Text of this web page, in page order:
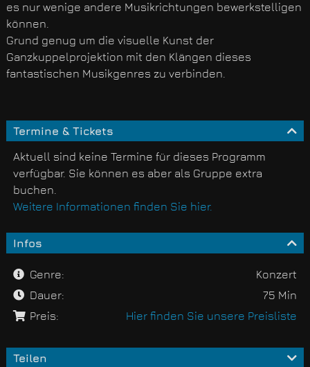
es nur wenige andere Musikrichtungen bewerkstelligen
können.
Grund genug um die visuelle Kunst der
Ganzkuppelprojektion mit den Klängen dieses
fantastischen Musikgenres zu verbinden.
Termine & Tickets
Aktuell sind keine Termine für dieses Programm
verfügbar. Sie können es aber als Gruppe extra
buchen.
Weitere Informationen finden Sie hier.
Infos
Genre:
Konzert
Dauer:
75 Min
Preis:
Hier finden Sie unsere Preisliste
Teilen